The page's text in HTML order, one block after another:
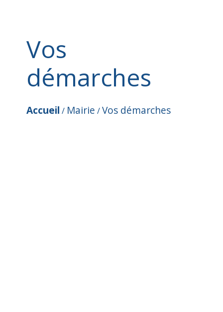
Vos
démarches
Accueil / Mairie /Vos démarches